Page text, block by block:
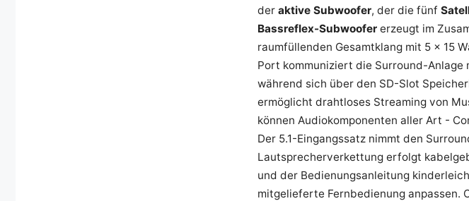
der aktive Subwoofer, der die fünf
Bassreflex-Subwoofer erzeugt im
raumfüllenden Gesamtklang mit 5 x 15
Port kommuniziert die Surround-
während sich über den SD-Slot
ermöglicht drahtloses Streaming von
können Audiokomponenten aller Art -
Der 5.1-Eingangssatz nimmt den
Lautsprecherverkettung erfolgt
und der Bedienungsanleitung
mitgelieferte Fernbedienung anpassen.